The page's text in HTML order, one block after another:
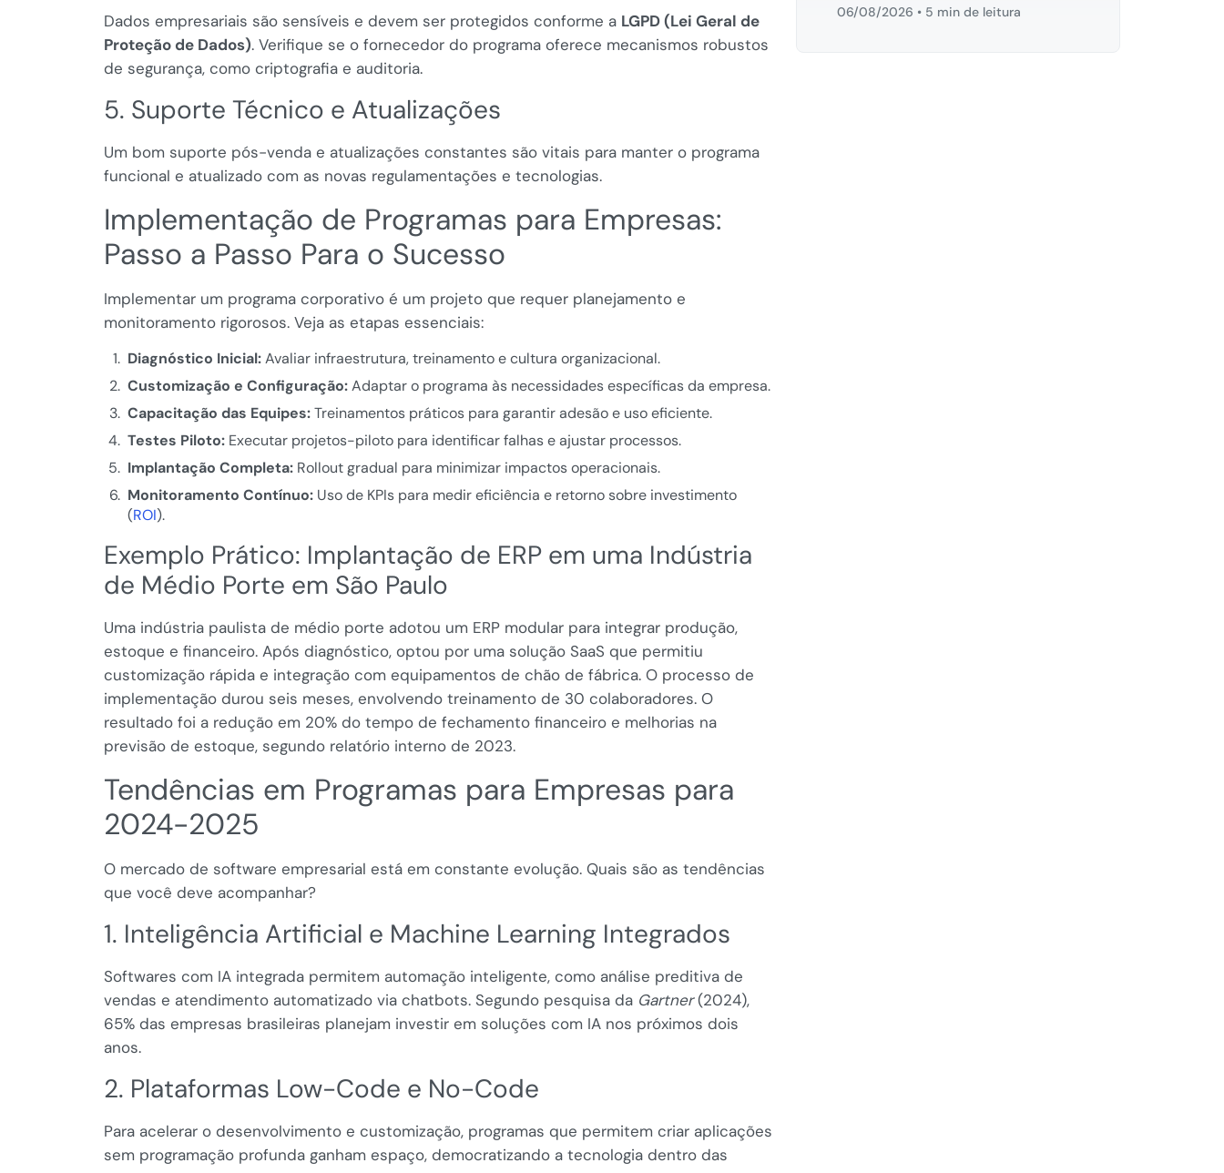
Dados empresariais são sensíveis e devem ser protegidos conforme a LGPD (Lei Geral de
Proteção de Dados). Verifique se o fornecedor do programa oferece mecanismos robustos
de segurança, como criptografia e auditoria.
5. Suporte Técnico e Atualizações
Um bom suporte pós-venda e atualizações constantes são vitais para manter o programa
funcional e atualizado com as novas regulamentações e tecnologias.
Implementação de Programas para Empresas:
Passo a Passo Para o Sucesso
Implementar um programa corporativo é um projeto que requer planejamento e
monitoramento rigorosos. Veja as etapas essenciais:
Diagnóstico Inicial:Avaliar infraestrutura, treinamento e cultura organizacional.
Customização e Configuração:Adaptar o programa às necessidades específicas da empresa.
Capacitação das Equipes:Treinamentos práticos para garantir adesão e uso eficiente.
Testes Piloto:Executar projetos-piloto para identificar falhas e ajustar processos.
Implantação Completa:Rollout gradual para minimizar impactos operacionais.
Monitoramento Contínuo:Uso de KPIs para medir eficiência e retorno sobre investimento
(ROI).
Exemplo Prático: Implantação de ERP em uma Indústria
de Médio Porte em São Paulo
Uma indústria paulista de médio porte adotou um ERP modular para integrar produção,
estoque e financeiro. Após diagnóstico, optou por uma solução SaaS que permitiu
customização rápida e integração com equipamentos de chão de fábrica. O processo de
implementação durou seis meses, envolvendo treinamento de 30 colaboradores. O
resultado foi a redução em 20% do tempo de fechamento financeiro e melhorias na
previsão de estoque, segundo relatório interno de 2023.
Tendências em Programas para Empresas para
2024-2025
O mercado de software empresarial está em constante evolução. Quais são as tendências
que você deve acompanhar?
1. Inteligência Artificial e Machine Learning Integrados
Softwares com IA integrada permitem automação inteligente, como análise preditiva de
vendas e atendimento automatizado via chatbots. Segundo pesquisa da Gartner(2024),
65% das empresas brasileiras planejam investir em soluções com IA nos próximos dois
anos.
2. Plataformas Low-Code e No-Code
Para acelerar o desenvolvimento e customização, programas que permitem criar aplicações
sem programação profunda ganham espaço, democratizando a tecnologia dentro das
06/08/2026 • 5 min de leitura